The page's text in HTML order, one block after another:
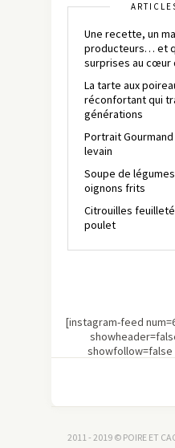
Une recette, un
producteurs… et
surprises au cœur
La tarte aux
réconfortant qui
générations
Portrait
levain
Soupe de
oignons frits
Citrouilles
poulet
[instagram-feed
2011 - 2019 © POIRE ET